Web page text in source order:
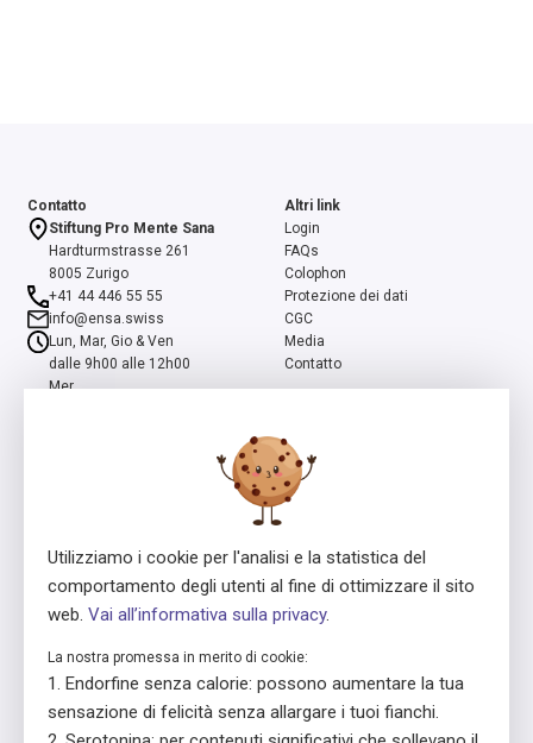
Contatto
Stiftung Pro Mente Sana
Hardturmstrasse 261
8005 Zurigo
+41 44 446 55 55
info@ensa.swiss
Lun, Mar, Gio & Ven
dalle 9h00 alle 12h00
Mer
Altri link
Login
FAQs
Colophon
Protezione dei dati
CGC
Media
Contatto
ensa è un programma della Fondazione Svizzera Pro Mente Sana, co-
iniziato e supportato dalla Fondazione Beisheim
Concessore della licenza
Utilizziamo i cookie per l'analisi e la statistica del
comportamento degli utenti al fine di ottimizzare il sito
web. Vai all’informativa sulla privacy.
La nostra promessa in merito di cookie:
Endorfine senza calorie: possono aumentare la tua
sensazione di felicità senza allargare i tuoi fianchi.